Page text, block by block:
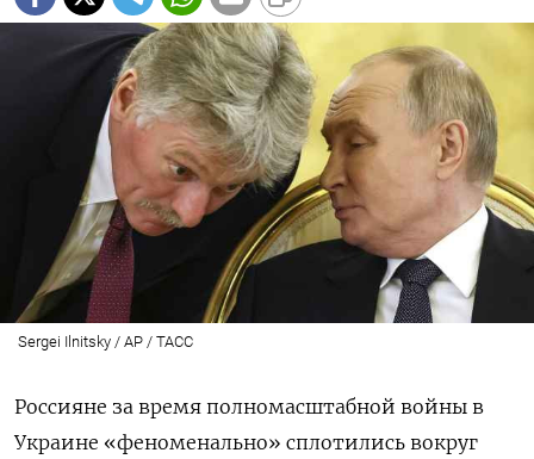
Sergei Ilnitsky / AP / ТАСС
Россияне за время полномасштабной войны в
Украине «феноменально» сплотились вокруг